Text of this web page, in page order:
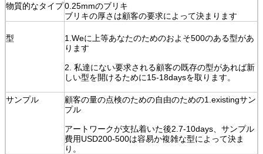
物質的なタイプ0.25mmのブリキ
ブリキの厚さは顧客の要求によって決まります
型
1.Weに上等あなたのためのおよそ500のある型があ
ります
2. 私達にない要求される顧客の既存の型があれば新
しい型を開けるために15-18daysを取ります。
サンプル
顧客の量の点検のための自由のための1.existingサン
プル
アートワークが支払着いた後2.7-10days、サンプル
費用USD200-500は容易か複雑な型によって決ま
り。